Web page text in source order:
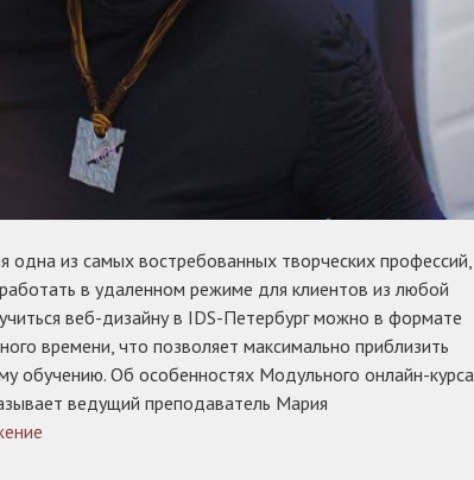
одна из самых востребованных творческих профессий,
в удаленном режиме для клиентов из любой
веб-дизайну в IDS-Петербург можно в формате
времени, что позволяет максимально приблизить
обучению. Об особенностях Модульного онлайн-курса
ведущий преподаватель Мария